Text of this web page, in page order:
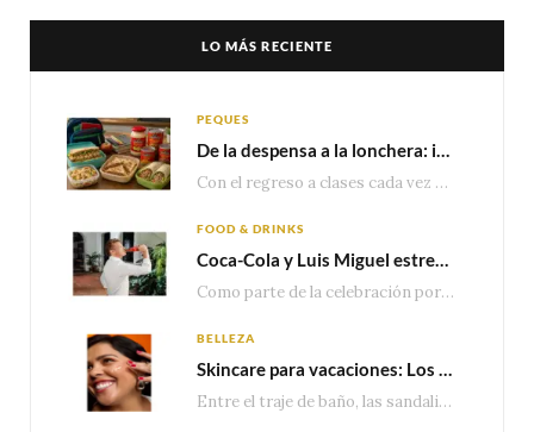
LO MÁS RECIENTE
PEQUES
De la despensa a la lonchera: ideas rápidas para el regreso a clases
Con el regreso a clases cada vez más cerca, las familias comienzan a reorganizar horarios,…
FOOD & DRINKS
Coca-Cola y Luis Miguel estrenan el comercial que celebra 100 años de historia junto a México
Como parte de la celebración por sus primeros 100 años enMéxico, Coca-Cola presenta hoy el…
BELLEZA
Skincare para vacaciones: Los do’s and dont’s para cuidar tu piel
Entre el traje de baño, las sandalias, los lentes de sol y los looks que…